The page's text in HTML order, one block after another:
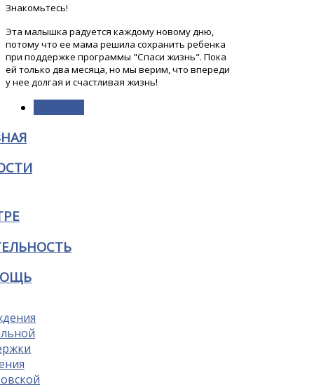
Знакомьтесь!
Эта малышка радуется каждому новому дню,
потому что ее мама решила сохранить ребенка
при поддержке программы "Спаси жизнь". Пока
ей только два месяца, но мы верим, что впереди
у нее долгая и счастливая жизнь!